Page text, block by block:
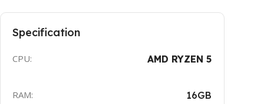
Specification
CPU: AMD RYZEN 5
RAM: 16GB